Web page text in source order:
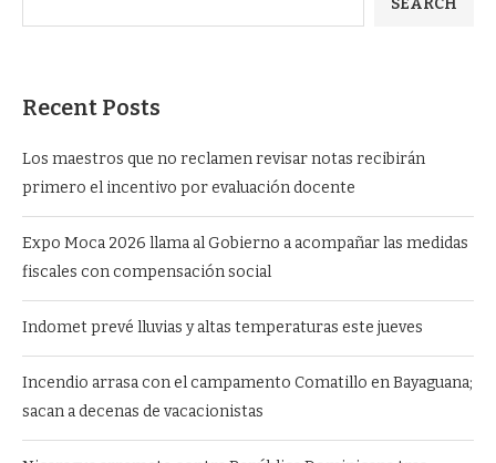
SEARCH
Recent Posts
Los maestros que no reclamen revisar notas recibirán
primero el incentivo por evaluación docente
Expo Moca 2026 llama al Gobierno a acompañar las medidas
fiscales con compensación social
Indomet prevé lluvias y altas temperaturas este jueves
Incendio arrasa con el campamento Comatillo en Bayaguana;
sacan a decenas de vacacionistas